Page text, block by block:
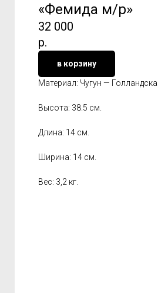
«Фемида м/р»
32 000
р.
в корзину
Материал: Чугун —
Высота: 38.5 см.
Длина: 14 см.
Ширина: 14 см.
Вес: 3,2 кг.